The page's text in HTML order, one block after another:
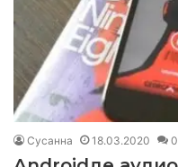
Сусанна 18.03.2020 0